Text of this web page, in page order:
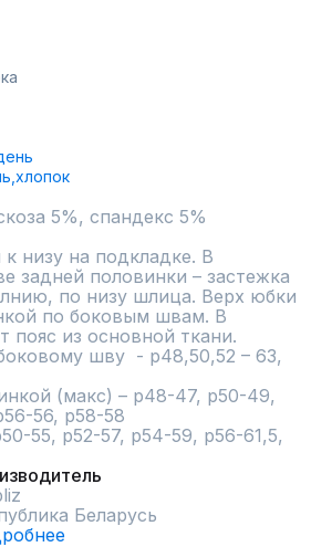
хлопок
5%, спандекс 5%
низу на подкладке. В
задней половинки – застежка
по низу шлица. Верх юбки
по боковым швам. В
пояс из основной ткани.
шву  - р48,50,52 – 63,
(макс) – р48-47, р50-49,
56, р58-58
55, р52-57, р54-59, р56-61,5,
Беларусь